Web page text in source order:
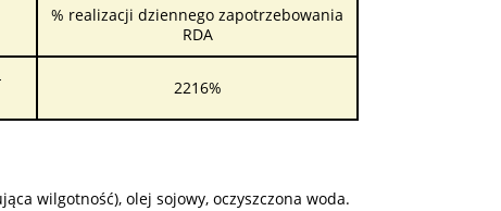
% realizacji dziennego zapotrzebowania
RDA
2216%
wilgotność), olej sojowy, oczyszczona woda.